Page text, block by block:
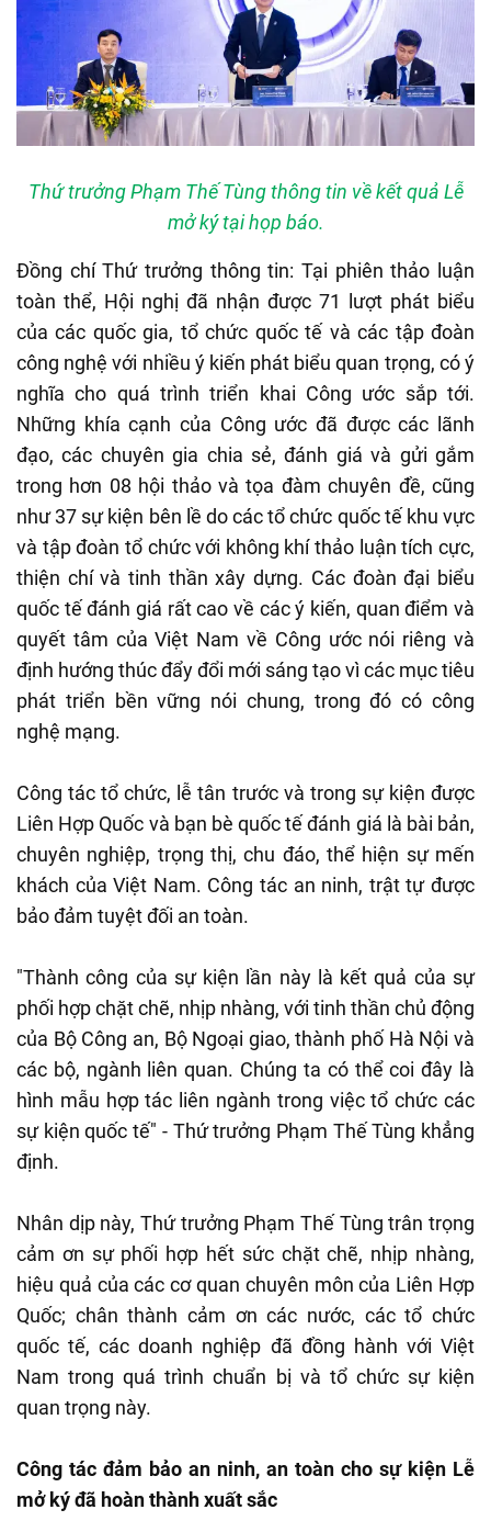
Thứ trưởng Phạm Thế Tùng thông tin về kết quả Lễ
mở ký tại họp báo.
Đồng chí Thứ trưởng thông tin: Tại phiên thảo luận
toàn thể, Hội nghị đã nhận được 71 lượt phát biểu
của các quốc gia, tổ chức quốc tế và các tập đoàn
công nghệ với nhiều ý kiến phát biểu quan trọng, có ý
nghĩa cho quá trình triển khai Công ước sắp tới.
Những khía cạnh của Công ước đã được các lãnh
đạo, các chuyên gia chia sẻ, đánh giá và gửi gắm
trong hơn 08 hội thảo và tọa đàm chuyên đề, cũng
như 37 sự kiện bên lề do các tổ chức quốc tế khu vực
và tập đoàn tổ chức với không khí thảo luận tích cực,
thiện chí và tinh thần xây dựng. Các đoàn đại biểu
quốc tế đánh giá rất cao về các ý kiến, quan điểm và
quyết tâm của Việt Nam về Công ước nói riêng và
định hướng thúc đẩy đổi mới sáng tạo vì các mục tiêu
phát triển bền vững nói chung, trong đó có công
nghệ mạng.
Công tác tổ chức, lễ tân trước và trong sự kiện được
Liên Hợp Quốc và bạn bè quốc tế đánh giá là bài bản,
chuyên nghiệp, trọng thị, chu đáo, thể hiện sự mến
khách của Việt Nam. Công tác an ninh, trật tự được
bảo đảm tuyệt đối an toàn.
"Thành công của sự kiện lần này là kết quả của sự
phối hợp chặt chẽ, nhịp nhàng, với tinh thần chủ động
của Bộ Công an, Bộ Ngoại giao, thành phố Hà Nội và
các bộ, ngành liên quan. Chúng ta có thể coi đây là
hình mẫu hợp tác liên ngành trong việc tổ chức các
sự kiện quốc tế" - Thứ trưởng Phạm Thế Tùng khẳng
định.
Nhân dịp này, Thứ trưởng Phạm Thế Tùng trân trọng
cảm ơn sự phối hợp hết sức chặt chẽ, nhịp nhàng,
hiệu quả của các cơ quan chuyên môn của Liên Hợp
Quốc; chân thành cảm ơn các nước, các tổ chức
quốc tế, các doanh nghiệp đã đồng hành với Việt
Nam trong quá trình chuẩn bị và tổ chức sự kiện
quan trọng này.
Công tác đảm bảo an ninh, an toàn cho sự kiện Lễ
mở ký đã hoàn thành xuất sắc